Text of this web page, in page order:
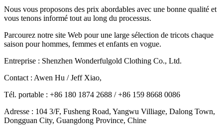
Nous vous proposons des prix abordables avec une bonne qualité et
vous tenons informé tout au long du processus.
Parcourez notre site Web pour une large sélection de tricots chaque
saison pour hommes, femmes et enfants en vogue.
Entreprise : Shenzhen Wonderfulgold Clothing Co., Ltd.
Contact : Awen Hu / Jeff Xiao,
Tél. portable : +86 180 1874 2688 / +86 159 8668 0086
Adresse : 104 3/F, Fusheng Road, Yangwu Villiage, Dalong Town,
Dongguan City, Guangdong Province, Chine